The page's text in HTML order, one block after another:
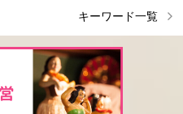
キーワード一覧